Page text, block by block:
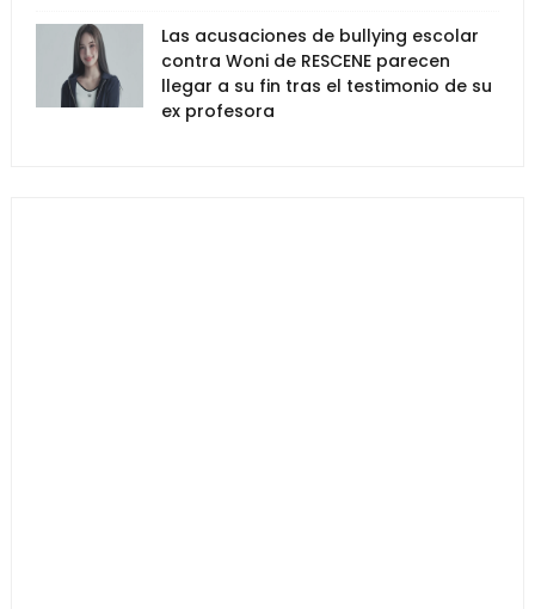
Las acusaciones de bullying escolar
contra Woni de RESCENE parecen
llegar a su fin tras el testimonio de su
ex profesora